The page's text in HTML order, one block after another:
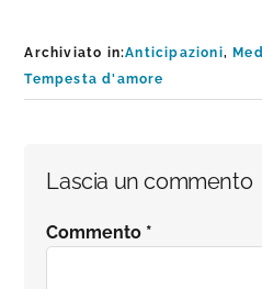
Archiviato in:Anticipazioni,
Tempesta d'amore
Interazioni
del
Lascia un commento
Commento *